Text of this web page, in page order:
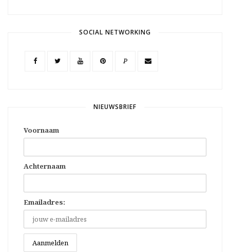
SOCIAL NETWORKING
P
NIEUWSBRIEF
Voornaam
Achternaam
Emailadres: